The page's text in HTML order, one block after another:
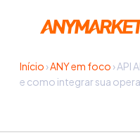
Início ›ANY em foco ›API
e como integrar sua